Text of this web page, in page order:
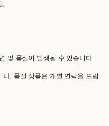
및 품절이 발생될 수 있습니다.
, 품절 상품은 개별 연락을 드립